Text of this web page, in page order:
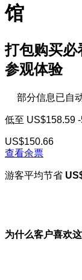
馆
打包购买必
参观体验
部分信息已自
低至 US$158.59
US$150.66
查看余票
游客平均节省
为什么客户喜欢